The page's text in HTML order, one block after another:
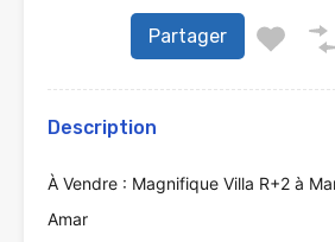
Partager
Description
À Vendre : Magnifique Villa R+2 à
Amar